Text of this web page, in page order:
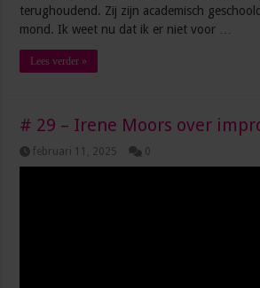
terughoudend. Zij zijn academisch
mond. Ik weet nu dat ik er niet voor …
Lees verder »
# 29 – Irene Moors over
februari 11, 2025 0